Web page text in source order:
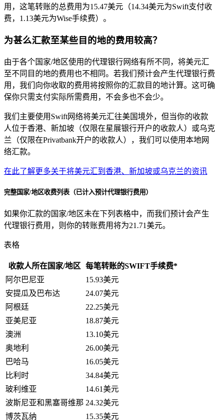
用，这笔转账的总费用为15.47美元（14.34美元为Swift支付收
费，1.13美元为Wise手续费）。
为甚么汇款至某些目的地的费用较高？
由于各个国家/地区使用的代理银行网络有所不同，将美元汇
至不同目的地的费用也不相同。若我们预计会产生代理银行费
用，我们向你收取的费用将按照你的汇款目的地计算。这可确
保你只需支付实际所需费用，不会多也不会少。
我们主要使用Swift网络将美元汇往美国境外，但当你的收款
人位于香港、新加坡（仅限在星展银行开户的收款人）或乌克
兰（仅限在Privatbank开户的收款人），我们可以使用本地网
络汇款。
在此了解更多关于将美元汇到香港、新加坡或乌克兰的资讯
完整国家/地区收费列表（已计入预计代理银行费用）
如果你汇款的国家/地区未在下列表格中，而我们预计会产生
代理银行费用，则你的转账费用将为21.71美元。
表格
收款人所在国家/地区
每笔转账的SWIFT手续费*
阿尔巴尼亚
15.93美元
安提瓜及巴布达
24.07美元
阿根廷
22.25美元
亚美尼亚
18.87美元
澳洲
13.10美元
奥地利
26.00美元
巴哈马
16.05美元
比利时
34.84美元
玻利维亚
14.61美元
波斯尼亚和黑塞哥维那 24.32美元
博茨瓦纳
15.35美元